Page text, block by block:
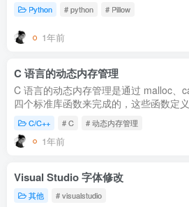
Python # python # Pillow
1年前
C 语言的动态内存管理
C 语言的动态内存管理是通过 malloc、
四个标准库函数来完成的，这些函数定
1. 动态内存管理的基本函数 函数作用
C/C++ # C # 动态内存管理
1年前
Visual Studio 字体修改
其他 # visualstudio